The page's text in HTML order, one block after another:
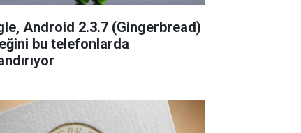
Android 2.3.7 (Gingerbread)
bu telefonlarda